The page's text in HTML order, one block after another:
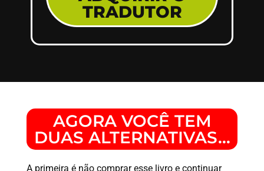
TRADUTOR
AGORA VOCÊ TEM
DUAS ALTERNATIVAS…
A primeira é não comprar esse livro e continuar